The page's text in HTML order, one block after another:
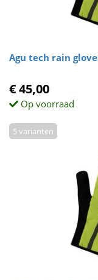
Agu tech rain
€ 45,00
Op voorraad
5 varianten